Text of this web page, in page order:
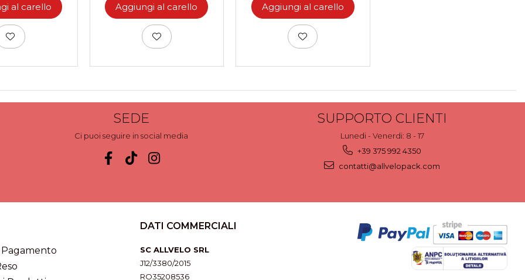
al carello Aggiungi al carello Aggiungi al carello
SEDE
Ci puoi seguire in social media
SUPPORTO CLIENTI
Lunedi - Venerdi: 8 - 17
+39 375 992 4350
contatti@allvelopack.com
DATI COMMERCIALI
SC ALLVELO SRL
J12/3380/2015
RO35208536